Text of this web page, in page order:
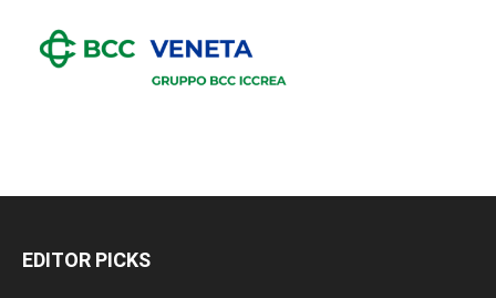
EDITOR PICKS